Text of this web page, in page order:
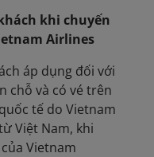
khi chuyến
Airlines
áp dụng đối với
chỗ và có vé trên
tế do Vietnam
Việt Nam, khi
Vietnam